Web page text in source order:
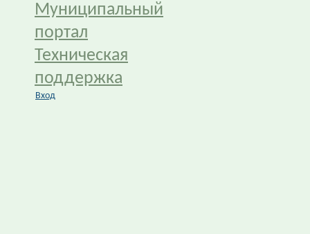
Муниципальный
портал
Техническая
поддержка
Вход